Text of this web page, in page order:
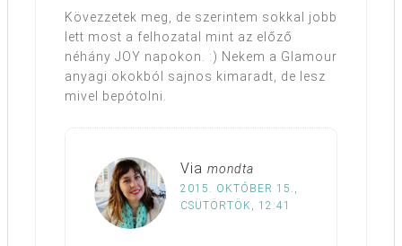
Kövezzetek meg, de szerintem sokkal jobb
lett most a felhozatal mint az előző
néhány JOY napokon. :) Nekem a Glamour
anyagi okokból sajnos kimaradt, de lesz
mivel bepótolni.
Via mondta
2015. OKTÓBER 15.,
CSÜTÖRTÖK, 12:41